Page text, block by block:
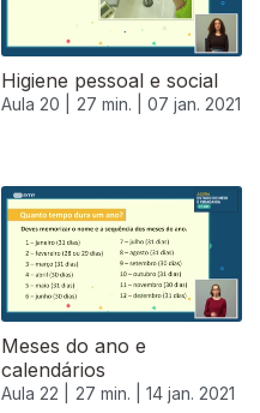
Higiene pessoal e social
Aula 20 | 27 min. | 07 jan. 2021
Meses do ano e
calendários
Aula 22 | 27 min. | 14 jan. 2021